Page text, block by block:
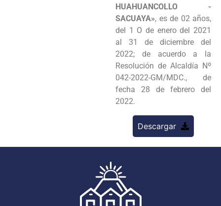
HUAHUANCOLLO -
SACUAYA», es de 02 años,
del 1 O de enero del 2021
al 31 de diciembre del
2022; de acuerdo a la
Resolución de Alcaldía Nº
042-2022-GM/MDC., de
fecha 28 de febrero del
2022.
Descargar